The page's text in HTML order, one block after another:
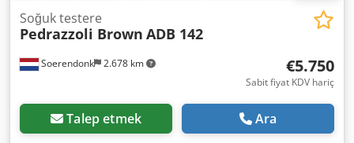
Soerendonk 2.678 km
Soğuk testere
Pedrazzoli Brown ADB 142
€5.750
Sabit fiyat KDV hariç
Talep etmek Ara